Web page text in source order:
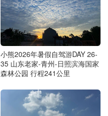
小熊2026年暑假自驾游DAY 26-
35 山东老家-青州-日照滨海国家
森林公园 行程241公里